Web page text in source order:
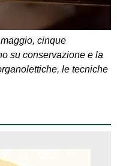
cinque
su conservazione e la
le tecniche